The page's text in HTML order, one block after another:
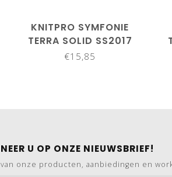
KNITPRO SYMFONIE
TERRA SOLID SS2017
COBALT BLUE
€15,85
U OP ONZE NIEUWSBRIEF!
onze producten, aanbiedingen en